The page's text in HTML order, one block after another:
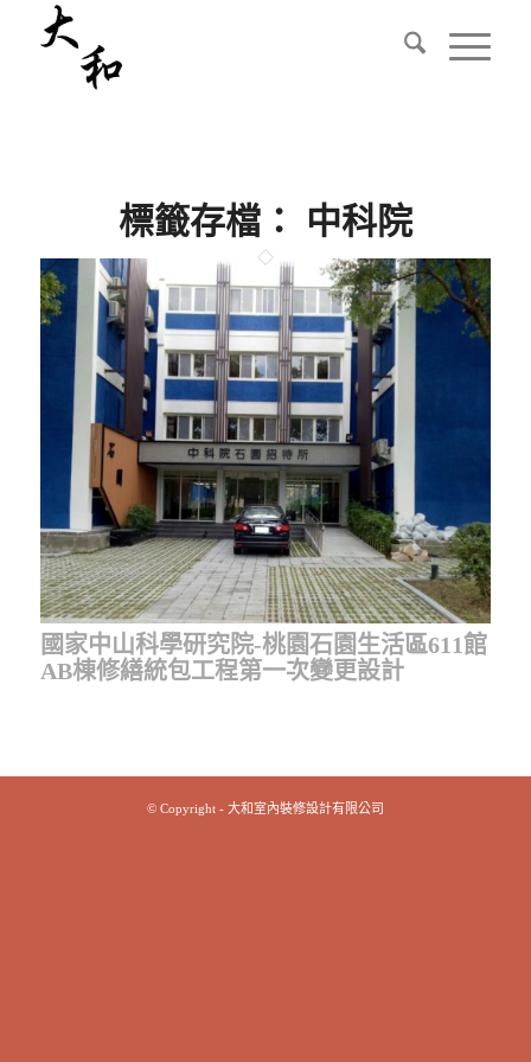
標籤存檔： 中科院
國家中山科學研究院-桃園石園生活區611館
AB棟修繕統包工程第一次變更設計
© Copyright - 大和室內裝修設計有限公司